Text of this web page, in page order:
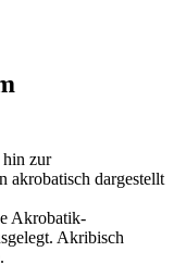
hin zur
akrobatisch dargestellt
Akrobatik-
Akribisch